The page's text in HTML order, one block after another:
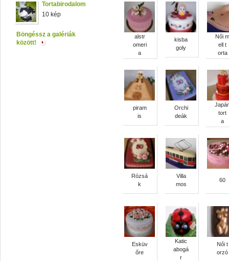
Tortabirodalom
10 kép
Böngéssz a galériák
között!
alstr
omeri
a
kisba
goly
Női m
ell t
orta
piram
is
Orchi
deák
tort
a
Rózsá
k
Villa
mos
60
Esküv
őre
Katic
abogá
r
Női t
orzó